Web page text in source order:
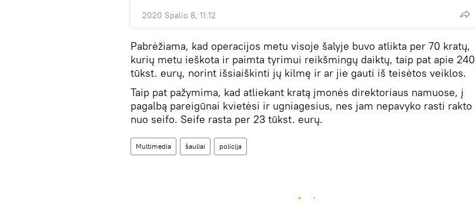
2020 Spalio 8, 11:12
Pabrėžiama, kad operacijos metu visoje šalyje buvo atlikta per 70 kratų,
kurių metu ieškota ir paimta tyrimui reikšmingų daiktų, taip pat apie 240
tūkst. eurų, norint išsiaiškinti jų kilmę ir ar jie gauti iš teisėtos veiklos.
Taip pat pažymima, kad atliekant kratą įmonės direktoriaus namuose, į
pagalbą pareigūnai kvietėsi ir ugniagesius, nes jam nepavyko rasti rakto
nuo seifo. Seife rasta per 23 tūkst. eurų.
Multimedia šauliai policija